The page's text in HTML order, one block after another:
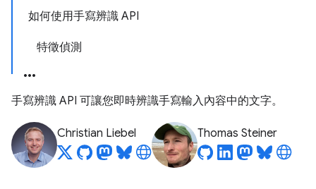
如何使用手寫辨識 API
特徵偵測
手寫辨識 API 可讓您即時辨識手寫輸入內容中的文字。
Christian Liebel Thomas Steiner